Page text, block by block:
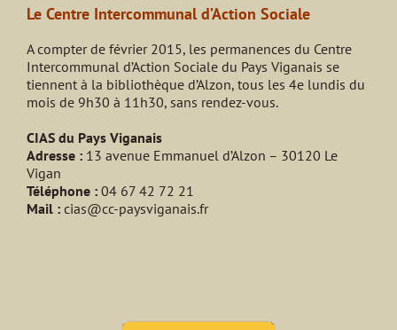
Le Centre Intercommunal d’Action Sociale
A compter de février 2015, les permanences du Centre
Intercommunal d’Action Sociale du Pays Viganais se
tiennent à la bibliothèque d’Alzon, tous les 4e lundis du
mois de 9h30 à 11h30, sans rendez-vous.
CIAS du Pays Viganais
Adresse : 13 avenue Emmanuel d’Alzon – 30120 Le
Vigan
Téléphone : 04 67 42 72 21
Mail : cias@cc-paysviganais.fr